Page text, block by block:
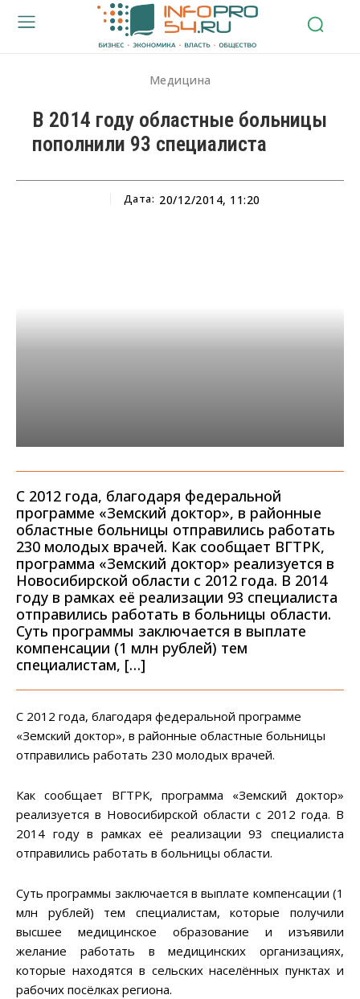
Медицина
В 2014 году областные больницы
пополнили 93 специалиста
Дата: 20/12/2014, 11:20
С 2012 года, благодаря федеральной
программе «Земский доктор», в районные
областные больницы отправились работать
230 молодых врачей. Как сообщает ВГТРК,
программа «Земский доктор» реализуется в
Новосибирской области с 2012 года. В 2014
году в рамках её реализации 93 специалиста
отправились работать в больницы области.
Суть программы заключается в выплате
компенсации (1 млн рублей) тем
специалистам, […]
С 2012 года, благодаря федеральной программе
«Земский доктор», в районные областные больницы
отправились работать 230 молодых врачей.
Как сообщает ВГТРК, программа «Земский доктор»
реализуется в Новосибирской области с 2012 года. В
2014 году в рамках её реализации 93 специалиста
отправились работать в больницы области.
Суть программы заключается в выплате компенсации (1
млн рублей) тем специалистам, которые получили
высшее медицинское образование и изъявили
желание работать в медицинских организациях,
которые находятся в сельских населённых пунктах и
рабочих посёлках региона.